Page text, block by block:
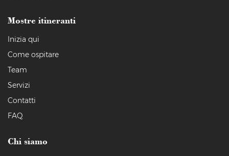
Mostre itineranti
Inizia qui
Come ospitare
Team
Servizi
Contatti
FAQ
Chi siamo